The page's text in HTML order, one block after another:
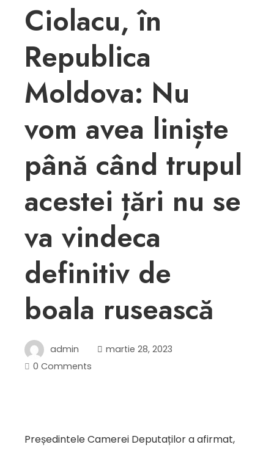
Ciolacu, în
Republica
Moldova: Nu
vom avea liniște
până când trupul
acestei țări nu se
va vindeca
definitiv de
boala rusească
admin
martie 28, 2023
0 Comments
Președintele Camerei Deputaților a afirmat,